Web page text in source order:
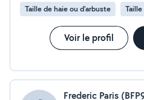
Taille de haie ou d'arbuste
Voir le profil
Frederic Paris